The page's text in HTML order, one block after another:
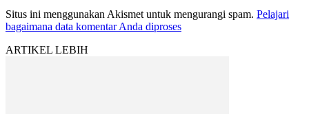
Situs ini menggunakan Akismet untuk mengurangi spam. Pelajari
bagaimana data komentar Anda diproses
ARTIKEL LEBIH